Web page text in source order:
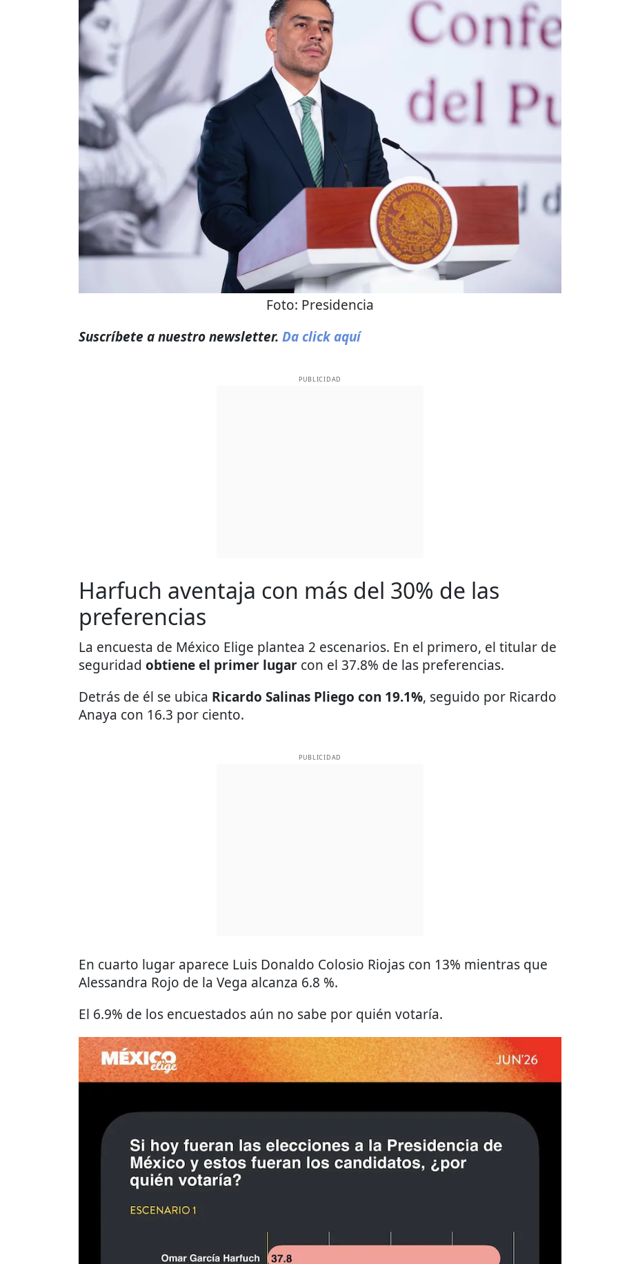
Foto: Presidencia
Suscríbete a nuestro newsletter. Da click aquí
PUBLICIDAD
Harfuch aventaja con más del 30% de las
preferencias
La encuesta de México Elige plantea 2 escenarios. En el primero, el titular de
seguridad obtiene el primer lugar con el 37.8% de las preferencias.
Detrás de él se ubica Ricardo Salinas Pliego con 19.1%, seguido por Ricardo
Anaya con 16.3 por ciento.
PUBLICIDAD
En cuarto lugar aparece Luis Donaldo Colosio Riojas con 13% mientras que
Alessandra Rojo de la Vega alcanza 6.8 %.
El 6.9% de los encuestados aún no sabe por quién votaría.